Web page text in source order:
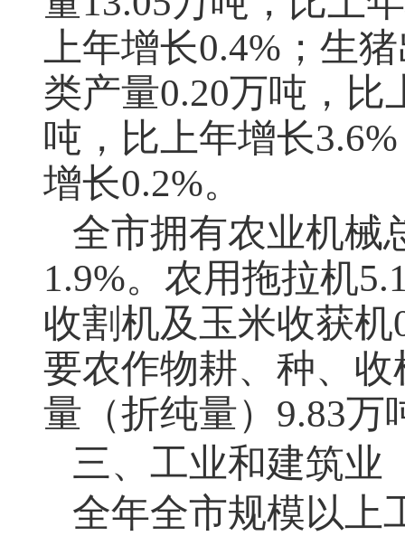
上年增长0.4%；生
类产量0.20万吨，比
吨，比上年增长
增长0.2%。
全市拥有农业机械
1.9%。农用拖拉机
收割机及玉米收获
要农作物耕、种、
量（折纯量）9.83万
三、工业和建筑业
全年全市规模以上